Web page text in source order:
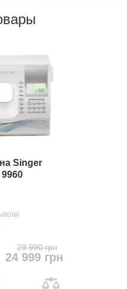
Singer
29 990 грн
24 999 грн